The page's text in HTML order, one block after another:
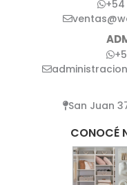
+54
San Juan
CONOCÉ